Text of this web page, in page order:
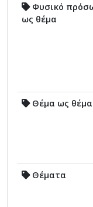
Φυσικό
ως θέμα
Θέμα ως θέμα
Θέματα